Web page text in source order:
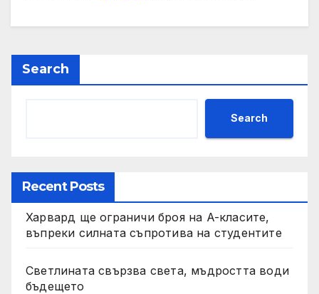
Search
Search
Recent Posts
Харвард ще ограничи броя на A-класите,
въпреки силната съпротива на студентите
Светлината свързва света, мъдростта води
бъдещето